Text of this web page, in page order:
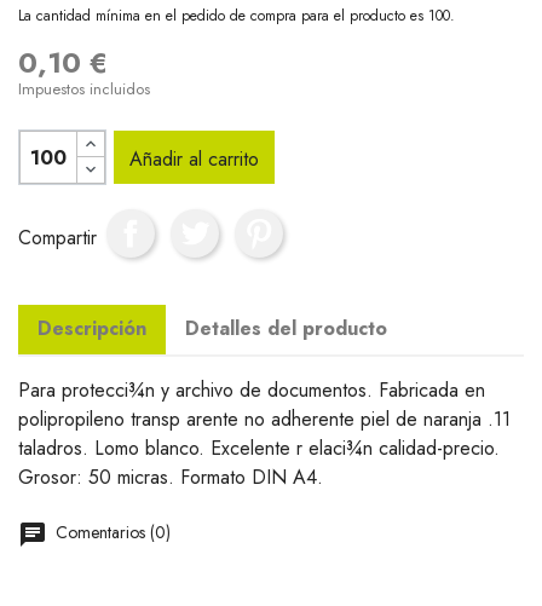
La cantidad mínima en el pedido de compra para el producto es 100.
0,10 €
Impuestos incluidos
Añadir al carrito
Compartir
Descripción Detalles del producto
Para protecci¾n y archivo de documentos. Fabricada en
polipropileno transp arente no adherente piel de naranja .11
taladros. Lomo blanco. Excelente r elaci¾n calidad-precio.
Grosor: 50 micras. Formato DIN A4.
Comentarios (0)